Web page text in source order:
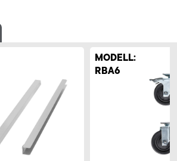
MODELL:
RBA6